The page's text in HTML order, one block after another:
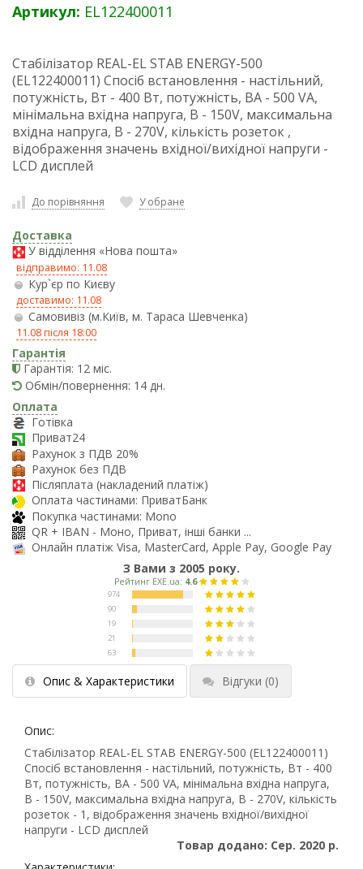
Артикул: EL122400011
Стабілізатор REAL-EL STAB ENERGY-500
(EL122400011) Спосіб встановлення - настільний,
потужність, Вт - 400 Вт, потужність, ВА - 500 VA,
мінімальна вхідна напруга, В - 150V, максимальна
вхідна напруга, В - 270V, кількість розеток ,
відображення значень вхідної/вихідної напруги -
LCD дисплей
До порівняння У обране
Доставка
У відділення «Нова пошта»
відправимо: 11.08
Кур`єр по Києву
доставимо: 11.08
Самовивіз (м.Київ, м. Тараса Шевченка)
11.08 після 18:00
Гарантія
Гарантія: 12 міс.
Обмін/повернення: 14 дн.
Оплата
Готівка
Приват24
Рахунок з ПДВ 20%
Рахунок без ПДВ
Післяплата (накладений платіж)
Оплата частинами: ПриватБанк
Покупка частинами: Mono
QR + IBAN - Моно, Приват, інші банки ...
Онлайн платіж Visa, MasterCard, Apple Pay, Google Pay
З Вами з 2005 року.
Опис & Характеристики Відгуки (0)
Опис:
Стабілізатор REAL-EL STAB ENERGY-500 (EL122400011)
Спосіб встановлення - настільний, потужність, Вт - 400
Вт, потужність, ВА - 500 VA, мінімальна вхідна напруга,
В - 150V, максимальна вхідна напруга, В - 270V, кількість
розеток - 1, відображення значень вхідної/вихідної
напруги - LCD дисплей
Товар додано: Сер. 2020 р.